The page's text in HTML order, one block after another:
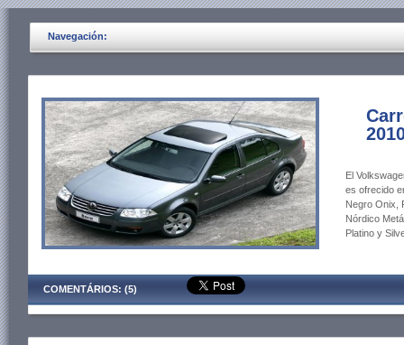
Navegación:
El
es ofrecido
Negro Onix,
Nórdico
Platino y
COMENTÁRIOS: (5)